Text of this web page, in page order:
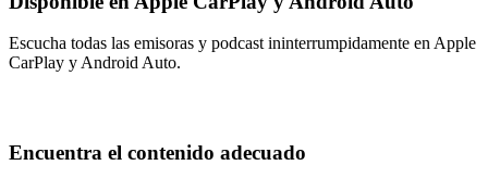
Escucha todas las emisoras y podcast ininterrumpidamente en Apple
CarPlay y Android Auto.
Encuentra el contenido adecuado